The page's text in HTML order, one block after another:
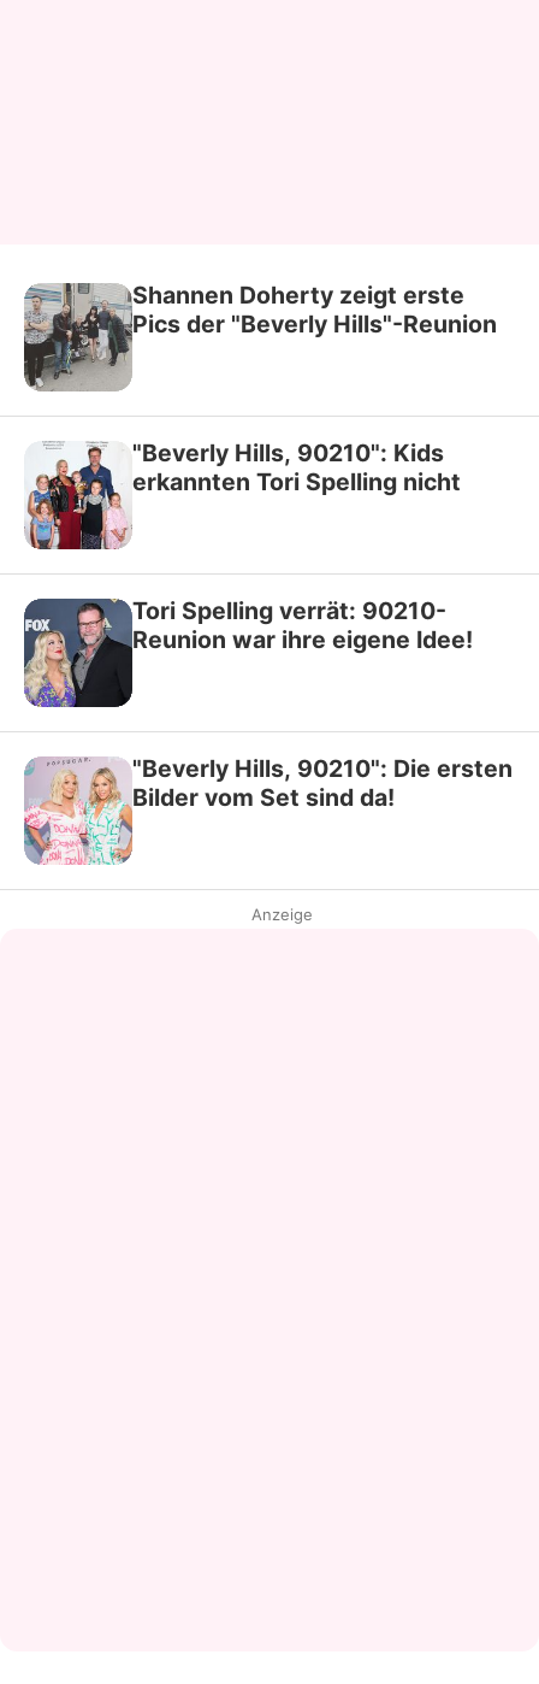
Shannen Doherty zeigt erste
Pics der "Beverly Hills"-Reunion
"Beverly Hills, 90210": Kids
erkannten Tori Spelling nicht
Tori Spelling verrät: 90210-
Reunion war ihre eigene Idee!
"Beverly Hills, 90210": Die ersten
Bilder vom Set sind da!
Anzeige